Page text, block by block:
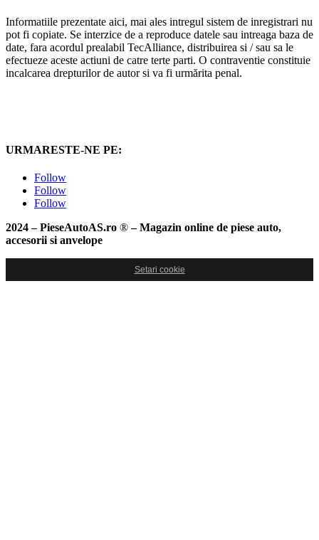
Informatiile prezentate aici, mai ales intregul sistem de inregistrari nu
pot fi copiate. Se interzice de a reproduce datele sau intreaga baza de
date, fara acordul prealabil TecAlliance, distribuirea si / sau sa le
efectueze aceste actiuni de catre terte parti. O contraventie constituie
incalcarea drepturilor de autor si va fi urmărita penal.
URMARESTE-NE PE:
Follow
Follow
Follow
2024 – PieseAutoAS.ro ®– Magazin online de piese auto,
accesorii si anvelope
Setari cookie